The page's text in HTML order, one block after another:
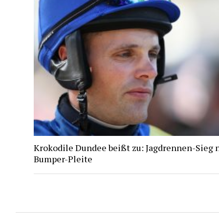
Krokodile Dundee beißt zu: Jagdrennen-Sieg
Bumper-Pleite